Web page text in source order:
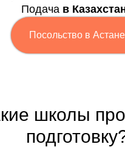
Подача в
Посольство в Астане
школы